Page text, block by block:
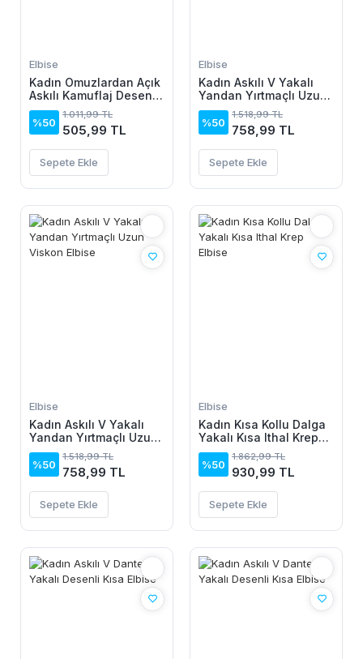
Elbise
Kadın Omuzlardan Açık
Askılı Kamuflaj Desenli
Kısa Süprem Elbise
%50
1.011,99 TL
505,99 TL
Sepete Ekle
Elbise
Kadın Askılı V Yakalı
Yandan Yırtmaçlı Uzun
Viskon Elbise
%50
1.518,99 TL
758,99 TL
Sepete Ekle
Elbise
Kadın Askılı V Yakalı
Yandan Yırtmaçlı Uzun
Viskon Elbise
%50
1.518,99 TL
758,99 TL
Sepete Ekle
Elbise
Kadın Kısa Kollu Dalga
Yakalı Kısa Ithal Krep
Elbise
%50
1.862,99 TL
930,99 TL
Sepete Ekle